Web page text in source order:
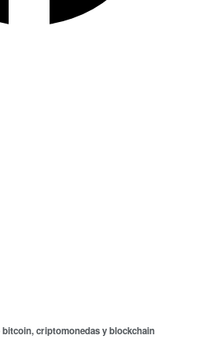
criptomonedas y blockchain